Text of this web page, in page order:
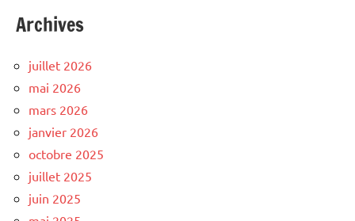
Archives
juillet 2026
mai 2026
mars 2026
janvier 2026
octobre 2025
juillet 2025
juin 2025